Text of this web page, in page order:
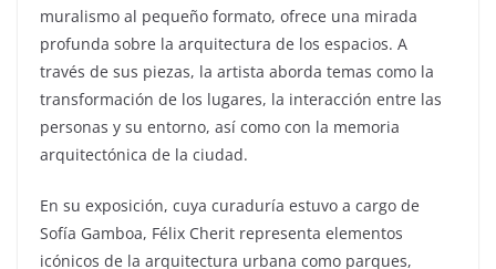
muralismo al pequeño formato, ofrece una mirada
profunda sobre la arquitectura de los espacios. A
través de sus piezas, la artista aborda temas como la
transformación de los lugares, la interacción entre las
personas y su entorno, así como con la memoria
arquitectónica de la ciudad.
En su exposición, cuya curaduría estuvo a cargo de
Sofía Gamboa, Félix Cherit representa elementos
icónicos de la arquitectura urbana como parques,